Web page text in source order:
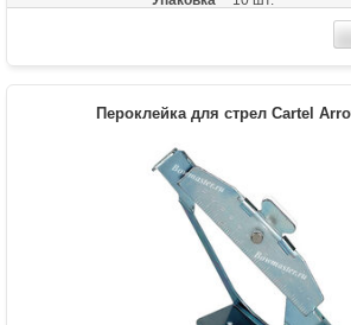
Пероклейка для стрел Cartel